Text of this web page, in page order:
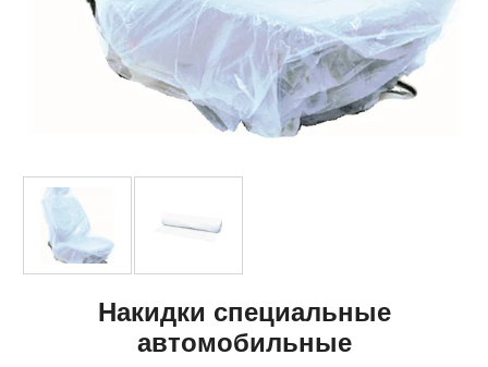
Накидки специальные
автомобильные